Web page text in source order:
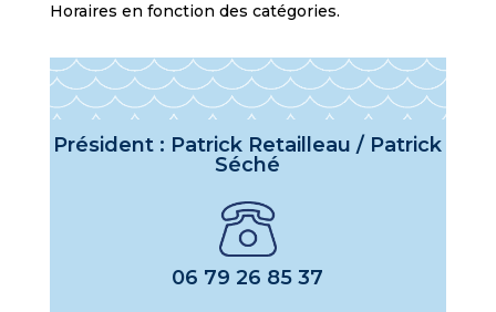
Horaires en fonction des catégories.
Président : Patrick Retailleau / Patrick
Séché
06 79 26 85 37